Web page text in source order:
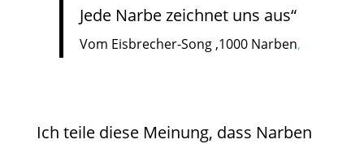
Jede Narbe zeichnet uns aus“
Vom Eisbrecher-Song ‚1000 Narben‚
Ich teile diese Meinung, dass Narben